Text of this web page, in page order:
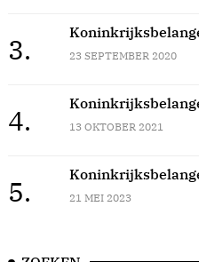
3. 23 SEPTEMBER 2020
4. 13 OKTOBER 2021
5. 21 MEI 2023